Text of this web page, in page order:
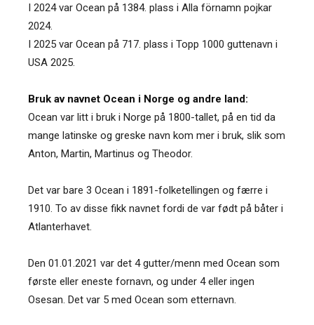
I 2024 var Ocean på 1384. plass i Alla förnamn pojkar
2024.
I 2025 var Ocean på 717. plass i Topp 1000 guttenavn i
USA 2025.
Bruk av navnet Ocean i Norge og andre land:
Ocean var litt i bruk i Norge på 1800-tallet, på en tid da
mange latinske og greske navn kom mer i bruk, slik som
Anton, Martin, Martinus og Theodor.
Det var bare 3 Ocean i 1891-folketellingen og færre i
1910. To av disse fikk navnet fordi de var født på båter i
Atlanterhavet.
Den 01.01.2021 var det 4 gutter/menn med Ocean som
første eller eneste fornavn, og under 4 eller ingen
Osesan. Det var 5 med Ocean som etternavn.